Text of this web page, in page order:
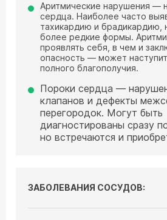
Аритмические нарушения —
сердца. Наиболее часто
тахикардию и брадикардию,
более редкие формы.
проявлять себя, в чем и
опасность — может
полного благополучия.
Пороки сердца —
клапанов и дефекты
перегородок. Могут быть
диагностированы сразу
но встречаются и
ЗАБОЛЕВАНИЯ СОСУДОВ: